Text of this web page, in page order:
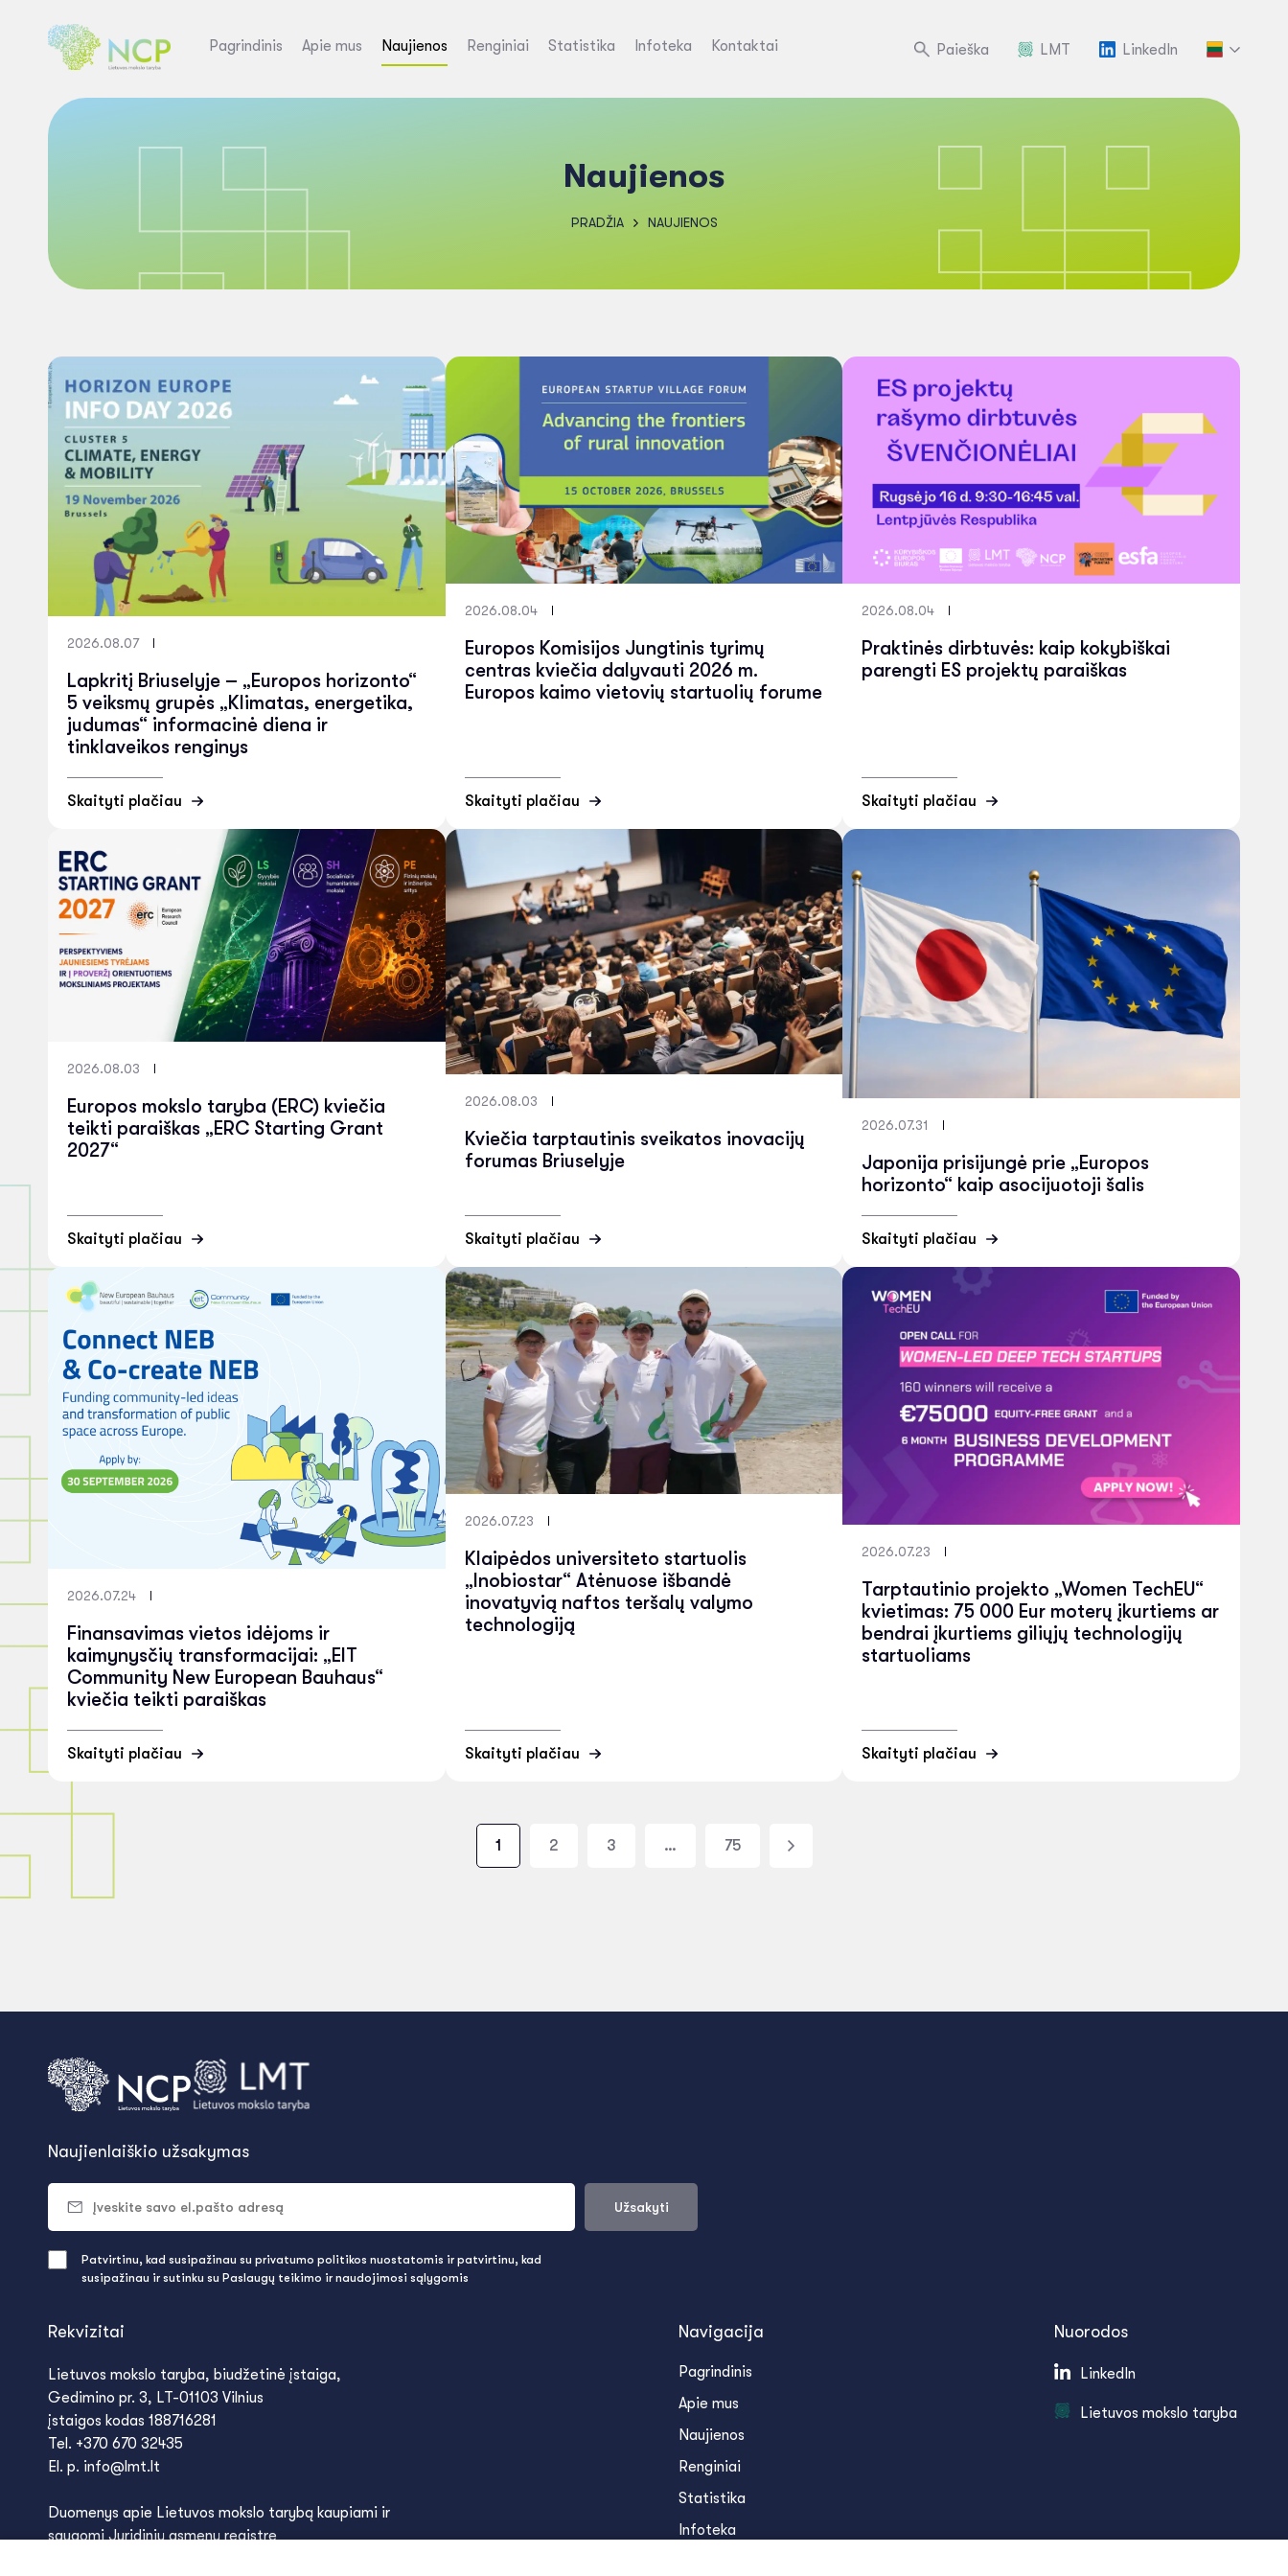
Pagrindinis Apie mus Naujienos Renginiai Statistika Infoteka Kontaktai Paieška LMT LinkedIn
Naujienos
PRADŽIA NAUJIENOS
2026.08.07
Lapkritį Briuselyje – „Europos horizonto“
5 veiksmų grupės „Klimatas, energetika,
judumas“ informacinė diena ir
tinklaveikos renginys
Skaityti plačiau
2026.08.04
Europos Komisijos Jungtinis tyrimų
centras kviečia dalyvauti 2026 m.
Europos kaimo vietovių startuolių forume
Skaityti plačiau
2026.08.04
Praktinės dirbtuvės: kaip kokybiškai
parengti ES projektų paraiškas
Skaityti plačiau
2026.08.03
Europos mokslo taryba (ERC) kviečia
teikti paraiškas „ERC Starting Grant
2027“
Skaityti plačiau
2026.08.03
Kviečia tarptautinis sveikatos inovacijų
forumas Briuselyje
Skaityti plačiau
2026.07.31
Japonija prisijungė prie „Europos
horizonto“ kaip asocijuotoji šalis
Skaityti plačiau
2026.07.24
Finansavimas vietos idėjoms ir
kaimynysčių transformacijai: „EIT
Community New European Bauhaus“
kviečia teikti paraiškas
Skaityti plačiau
2026.07.23
Klaipėdos universiteto startuolis
„Inobiostar“ Atėnuose išbandė
inovatyvią naftos teršalų valymo
technologiją
Skaityti plačiau
2026.07.23
Tarptautinio projekto „Women TechEU“
kvietimas: 75 000 Eur moterų įkurtiems ar
bendrai įkurtiems giliųjų technologijų
startuoliams
Skaityti plačiau
1 2 3 … 75 ›
Rekvizitai
Lietuvos mokslo taryba, biudžetinė įstaiga,
Gedimino pr. 3, LT-01103 Vilnius
įstaigos kodas 188716281
Tel. +370 670 32435
El. p. info@lmt.lt
Duomenys apie Lietuvos mokslo tarybą kaupiami ir
saugomi Juridinių asmenų registre
Navigacija
Pagrindinis
Apie mus
Naujienos
Renginiai
Statistika
Infoteka
Nuorodos
LinkedIn
Lietuvos mokslo taryba
Naujienlaiškio užsakymas
Užsakyti
Patvirtinu, kad susipažinau su privatumo politikos nuostatomis ir patvirtinu, kad
susipažinau ir sutinku su Paslaugų teikimo ir naudojimosi sąlygomis